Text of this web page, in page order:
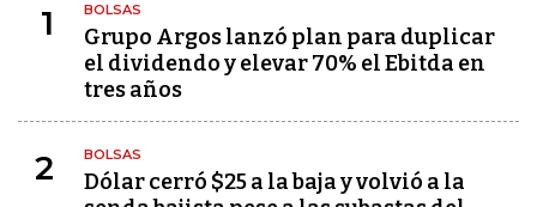
1 BOLSAS
Grupo Argos lanzó plan para duplicar
el dividendo y elevar 70% el Ebitda en
tres años
2 BOLSAS
Dólar cerró $25 a la baja y volvió a la